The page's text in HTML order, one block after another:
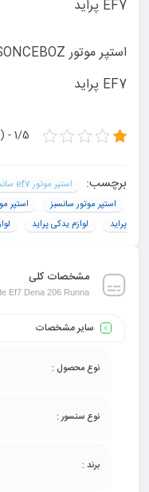
EF7 پراید
EF7 پراید
1/5 - (1 امتیاز)
برچسب: استپر موتور ef7 سانسبز سوييس
استپر موتور سانسبز
استپر
پراید
لوازم یدکی پراید
مشخصات کلی
Ef7 Dena 206 Runna
سایر مشخصات
نوع محصول :
نوع سنسور :
برند :